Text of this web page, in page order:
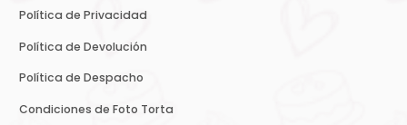
Política de Privacidad
Política de Devolución
Política de Despacho
Condiciones de Foto Torta